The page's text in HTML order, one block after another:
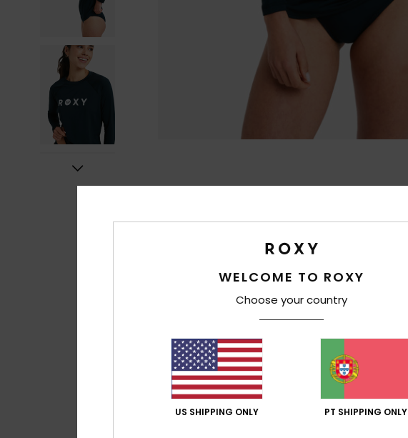
WELCOME TO ROXY
Choose your country
US SHIPPING ONLY PT SHIPPING ONLY